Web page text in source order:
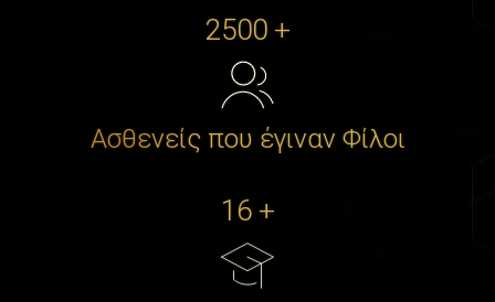
2500 +
Ασθενείς που έγιναν Φίλοι
16 +